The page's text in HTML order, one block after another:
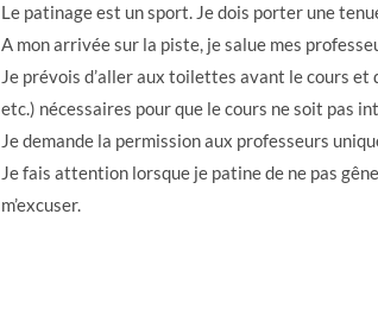
Le patinage est un sport. Je dois porter une
A mon arrivée sur la piste, je salue mes
Je prévois d’aller aux toilettes avant le cours et
etc.) nécessaires pour que le cours ne soit pas
Je demande la permission aux professeurs
Je fais attention lorsque je patine de ne pas
m’excuser.